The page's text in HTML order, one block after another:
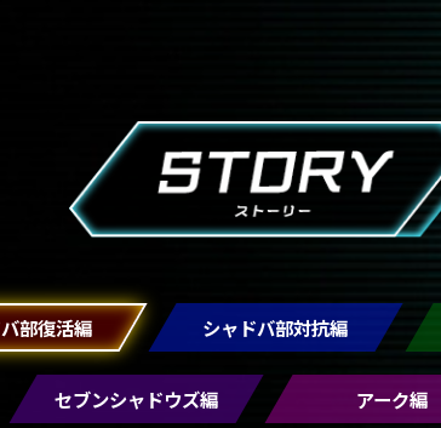
部復活編 シャドバ部対抗編
セブンシャドウズ編 アーク編